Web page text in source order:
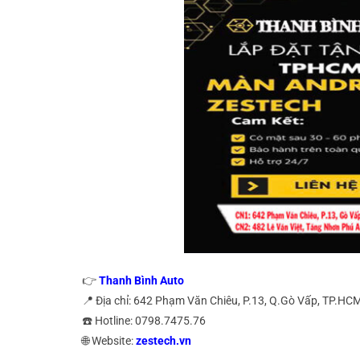
👉Thanh Bình Auto
📍 Địa chỉ: 642 Phạm Văn Chiêu, P.13, Q.Gò Vấp,
☎️ Hotline: 0798.7475.76
🌐 Website:zestech.vn